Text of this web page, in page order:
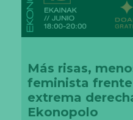
Más risas,
feminista
extrema
Ekonopolo